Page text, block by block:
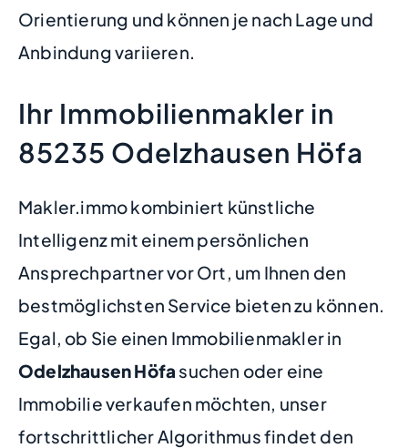
Orientierung und können je nach Lage und
Anbindung variieren.
Ihr Immobilienmakler in
85235 Odelzhausen Höfa
Makler.immo kombiniert künstliche
Intelligenz mit einem persönlichen
Ansprechpartner vor Ort, um Ihnen den
bestmöglichsten Service bieten zu können.
Egal, ob Sie einen Immobilienmakler in
Odelzhausen Höfa suchen oder eine
Immobilie verkaufen möchten, unser
fortschrittlicher Algorithmus findet den